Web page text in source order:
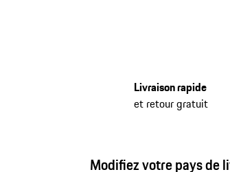
Livraison rapide
et retour gratuit
Modifiez votre pays de